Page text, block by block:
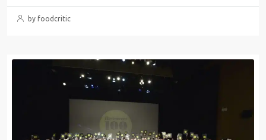
by foodcritic